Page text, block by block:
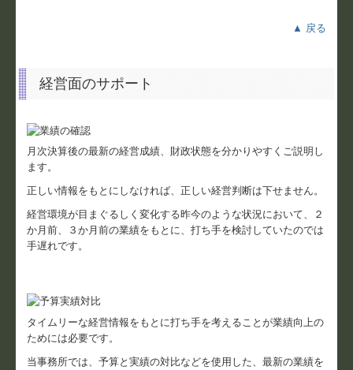
創業支援
節税対策
相続対策
消費税
リンク集
▲ 戻る
経営面のサポート
月次決算後の最新の経営成績、財政状態を分かりやすくご説明し
ます。
正しい情報をもとにしなければ、正しい経営判断は下せません。
経営環境が目まぐるしく変化する昨今のような状況において、２
か月前、３か月前の業績をもとに、打ち手を検討していたのでは
手遅れです。
タイムリーな経営情報をもとに打ち手を考えることが業績向上の
ためには必要です。
当事務所では、予算と実績の対比などを使用した、最新の業績を